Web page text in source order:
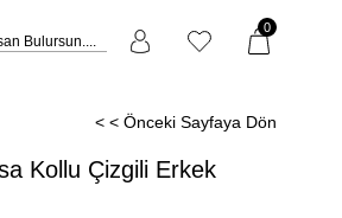
0
< < Önceki Sayfaya Dön
Kollu Çizgili Erkek